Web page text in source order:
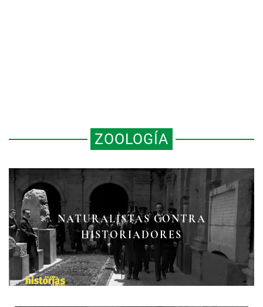
ZOOLOGÍA
NATURALISTAS CONTRA
HISTORIADORES